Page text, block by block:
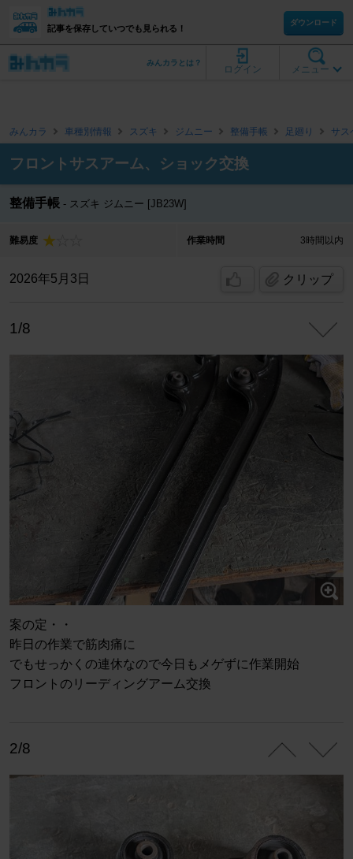
記事を保存していつでも見られる！
ダウンロード
メニュー
ログイン
みんカラとは？
みんカラ 車種別情報 スズキ ジムニー 整備手帳 足廻り サス
フロントサスアーム、ショック交換
整備手帳 スズキ ジムニー [JB23W]
難易度 作業時間 3時間以内
2026年5月3日 クリップ
1/8
案の定・・
昨日の作業で筋肉痛に
でもせっかくの連休なので今日もメゲずに作業開始
フロントのリーディングアーム交換
2/8